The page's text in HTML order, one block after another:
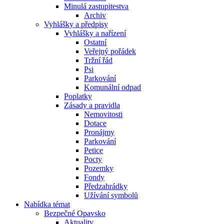
Minulá zastupitestva
Archiv
Vyhlášky a předpisy
Vyhlášky a nařízení
Ostatní
Veřejný pořádek
Tržní řád
Psi
Parkování
Komunální odpad
Poplatky
Zásady a pravidla
Nemovitosti
Dotace
Pronájmy
Parkování
Petice
Pocty
Pozemky
Fondy
Předzahrádky
Užívání symbolů
Nabídka témat
Bezpečné Opavsko